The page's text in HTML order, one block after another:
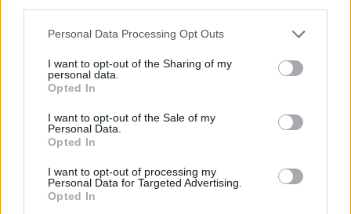
Personal Data Processing Opt Outs
I want to opt-out of the Sharing of my
personal data.
Opted In
I want to opt-out of the Sale of my
Personal Data.
Opted In
I want to opt-out of processing my
Personal Data for Targeted Advertising.
Opted In
Article précédent
Huiles essentielles : les
devez connaître
Article suivant
Cancer du pancréas : le
connaître absolument
news